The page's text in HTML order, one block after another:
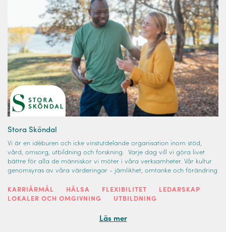
Stora Sköndal
Vi är en idéburen och icke vinstutdelande organisation inom stöd,
vård, omsorg, utbildning och forskning. Varje dag vill vi göra livet
bättre för alla de människor vi möter i våra verksamheter. Vår kultur
genomsyras av våra värderingar - jämlikhet, omtanke och förändring
KARRIÄRMÅL HÄLSA FLEXIBILITET
LEDARSKAP
LOKALER OCH OMGIVNING
UTBILDNING
Läs mer